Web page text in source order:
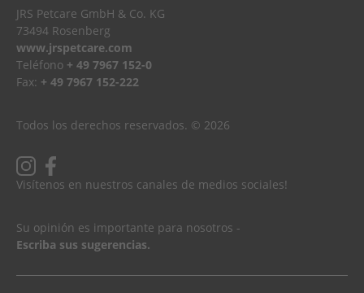
JRS Petcare GmbH & Co. KG
73494 Rosenberg
www.jrspetcare.com
Teléfono + 49 7967 152-0
Fax: + 49 7967 152-222
Todos los derechos reservados. © 2026
Visítenos en nuestros canales de medios sociales!
Su opinión es importante para nosotros -
Escriba sus sugerencias.